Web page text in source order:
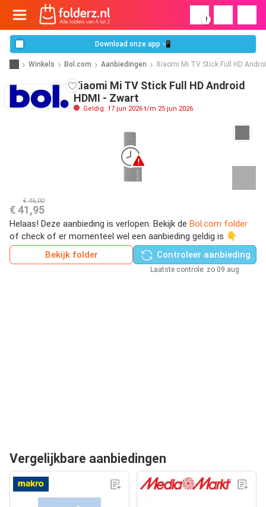
!
Download onze app 📲
Winkels Bol.com Aanbiedingen Xiaomi Mi TV Stick Full HD
Xiaomi Mi TV Stick Full HD Android
HDMI - Zwart
Geldig: 17 jun 2026 t/m 25 jun 2026
€ 46,00
€ 41,95
Helaas! Deze aanbieding is verlopen. Bekijk de Bol.com folder
of check of er momenteel wel een aanbieding geldig is 👇
Bekijk folder
Controleer aanbieding
Laatste controle: zo 09 aug
Vergelijkbare aanbiedingen